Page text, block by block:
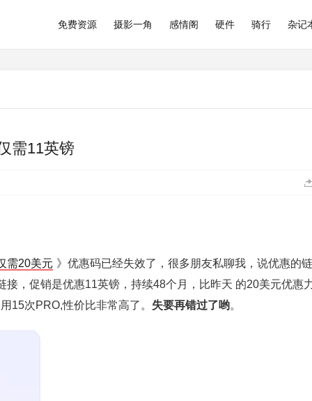
免费资源 摄影一角 感情阁 硬件 骑行 杂记
需11英镑
需20美元 》优惠码已经失效了，很多朋友私聊我，说优惠的
，促销是优惠11英镑，持续48个月，比昨天 的20美元优惠
15次PRO,性价比非常高了。 失要再错过了哟。